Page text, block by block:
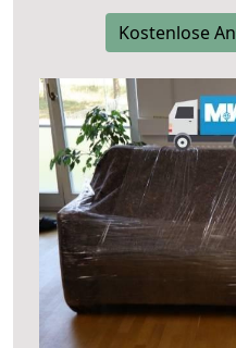
Kostenlose